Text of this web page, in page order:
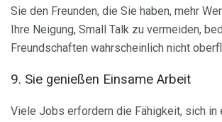
Sie den Freunden, die Sie haben, mehr
Ihre Neigung, Small Talk zu vermeiden,
Freundschaften wahrscheinlich nicht
9. Sie genießen Einsame Arbeit
Viele Jobs erfordern die Fähigkeit, sich in